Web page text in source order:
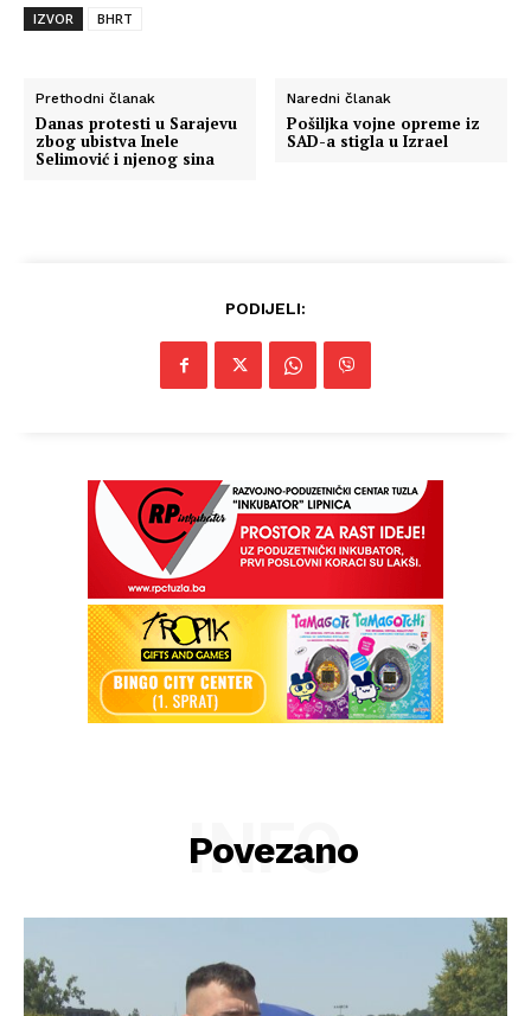
IZVOR BHRT
Prethodni članak
Danas protesti u Sarajevu
zbog ubistva Inele
Selimović i njenog sina
Naredni članak
Pošiljka vojne opreme iz
SAD-a stigla u Izrael
PODIJELI:
Povezano
INFO